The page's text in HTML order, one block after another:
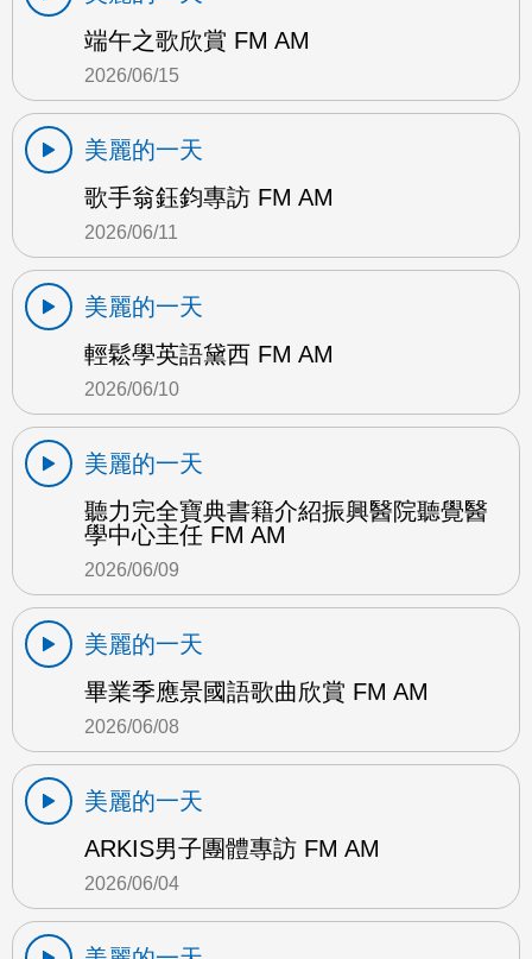
端午之歌欣賞 FM AM
2026/06/15
美麗的一天
歌手翁鈺鈞專訪 FM AM
2026/06/11
美麗的一天
輕鬆學英語黛西 FM AM
2026/06/10
美麗的一天
聽力完全寶典書籍介紹振興醫院聽覺醫
學中心主任 FM AM
2026/06/09
美麗的一天
畢業季應景國語歌曲欣賞 FM AM
2026/06/08
美麗的一天
ARKIS男子團體專訪 FM AM
2026/06/04